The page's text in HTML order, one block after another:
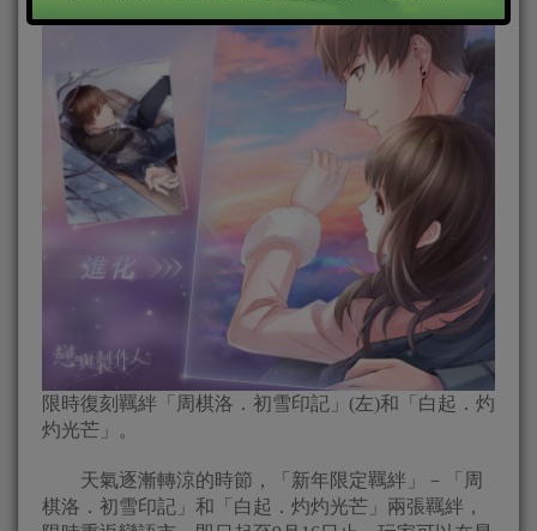
限時復刻羈絆「周棋洛．初雪印記」(左)和「白起．灼
灼光芒」。
天氣逐漸轉涼的時節，「新年限定羈絆」－「周
棋洛．初雪印記」和「白起．灼灼光芒」兩張羈絆，